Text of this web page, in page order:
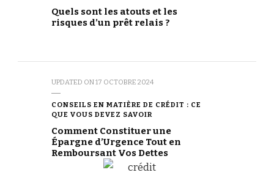
Quels sont les atouts et les
risques d’un prêt relais ?
UPDATED ON17 OCTOBRE 2024
CONSEILS EN MATIÈRE DE CRÉDIT : CE
QUE VOUS DEVEZ SAVOIR
Comment Constituer une
Épargne d’Urgence Tout en
Remboursant Vos Dettes